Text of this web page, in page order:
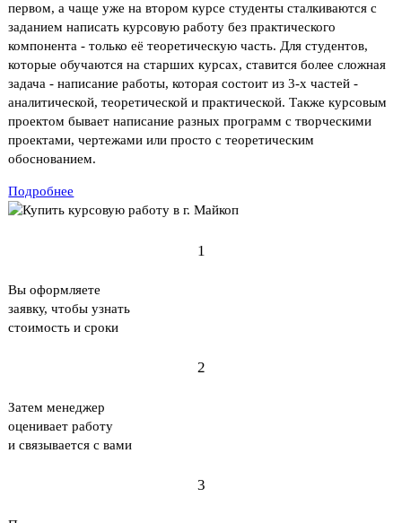
первом, а чаще уже на втором курсе студенты сталкиваются с
заданием написать курсовую работу без практического
компонента - только её теоретическую часть. Для студентов,
которые обучаются на старших курсах, ставится более сложная
задача - написание работы, которая состоит из 3-х частей -
аналитической, теоретической и практической. Также курсовым
проектом бывает написание разных программ с творческими
проектами, чертежами или просто с теоретическим
обоснованием.
Подробнее
1
Вы оформляете
заявку, чтобы узнать
стоимость и сроки
2
Затем менеджер
оценивает работу
и связывается с вами
3